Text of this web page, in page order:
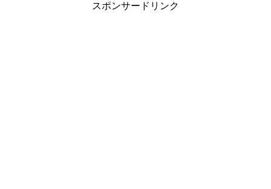
スポンサードリンク